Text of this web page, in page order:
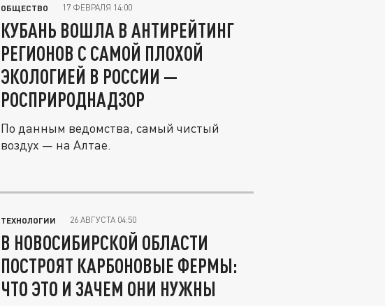
ОБЩЕСТВО 17 ФЕВРАЛЯ 14:00
КУБАНЬ ВОШЛА В АНТИРЕЙТИНГ
РЕГИОНОВ С САМОЙ ПЛОХОЙ
ЭКОЛОГИЕЙ В РОССИИ —
РОСПРИРОДНАДЗОР
По данным ведомства, самый чистый
воздух — на Алтае.
ТЕХНОЛОГИИ 26 АВГУСТА 04:50
В НОВОСИБИРСКОЙ ОБЛАСТИ
ПОСТРОЯТ КАРБОНОВЫЕ ФЕРМЫ:
ЧТО ЭТО И ЗАЧЕМ ОНИ НУЖНЫ